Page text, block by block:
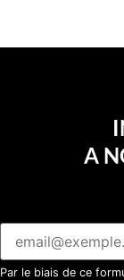
A
Par le biais de ce